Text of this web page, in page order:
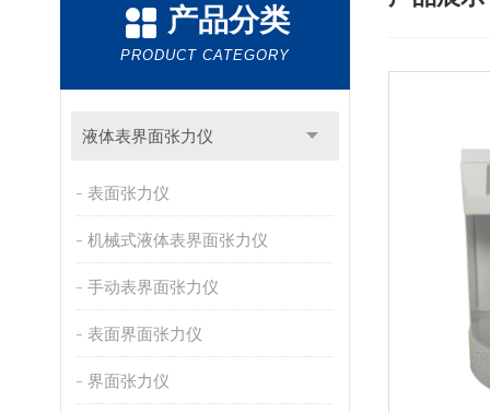
产品分类
PRODUCT CATEGORY
液体表界面张力仪
表面张力仪
机械式液体表界面张力仪
手动表界面张力仪
表面界面张力仪
界面张力仪